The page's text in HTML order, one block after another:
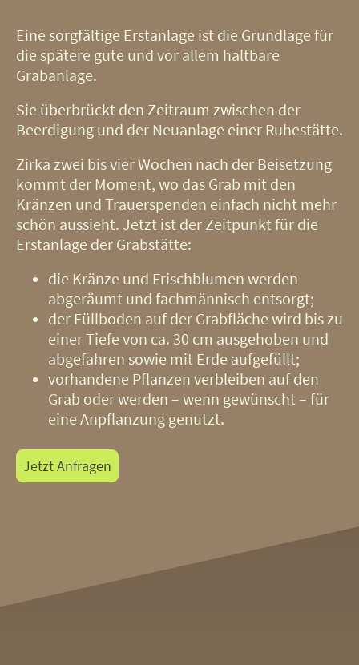
Eine sorgfältige Erstanlage ist die Grundlage für
die spätere gute und vor allem haltbare
Grabanlage.
Sie überbrückt den Zeitraum zwischen der
Beerdigung und der Neuanlage einer Ruhestätte.
Zirka zwei bis vier Wochen nach der Beisetzung
kommt der Moment, wo das Grab mit den
Kränzen und Trauerspenden einfach nicht mehr
schön aussieht. Jetzt ist der Zeitpunkt für die
Erstanlage der Grabstätte:
die Kränze und Frischblumen werden
abgeräumt und fachmännisch entsorgt;
der Füllboden auf der Grabfläche wird bis zu
einer Tiefe von ca. 30 cm ausgehoben und
abgefahren sowie mit Erde aufgefüllt;
vorhandene Pflanzen verbleiben auf den
Grab oder werden – wenn gewünscht – für
eine Anpflanzung genutzt.
Jetzt Anfragen